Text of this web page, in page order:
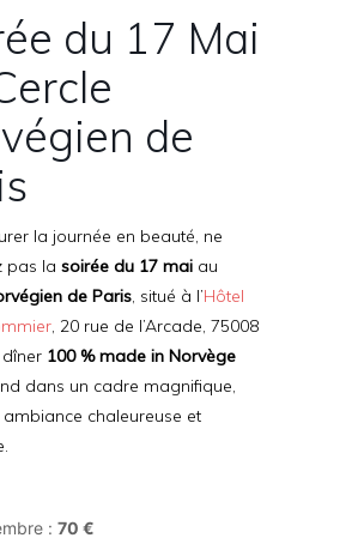
du 17 Mai
de
la journée en beauté, ne
pas la soirée du 17 mai au
de Paris, situé à l’Hôtel
, 20 rue de l’Arcade, 75008
dîner 100 % made in Norvège
dans un cadre magnifique,
ambiance chaleureuse et
: 70 €